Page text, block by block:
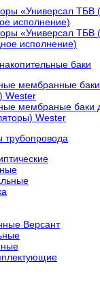
«Универсал
исполнение)
«Универсал
исполнение)
баки
мембранные
Wester
мембраные баки
Wester
трубопровода
Версант